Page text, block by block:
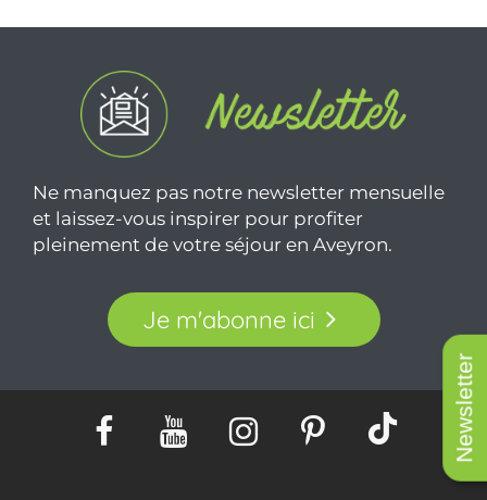
Newsletter
Ne manquez pas notre newsletter mensuelle
et laissez-vous inspirer pour profiter
pleinement de votre séjour en Aveyron.
Je m'abonne ici